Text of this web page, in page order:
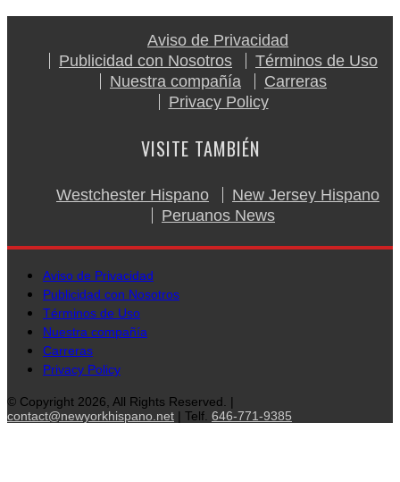
Aviso de Privacidad
Publicidad con Nosotros
Términos de Uso
Nuestra compañía
Carreras
Privacy Policy
VISITE TAMBIÉN
Westchester Hispano
New Jersey Hispano
Peruanos News
Aviso de Privacidad
Publicidad con Nosotros
Términos de Uso
Nuestra compañía
Carreras
Privacy Policy
© Copyright 2026, All Rights Reserved. |
contact@newyorkhispano.net | Telf. 646-771-9385